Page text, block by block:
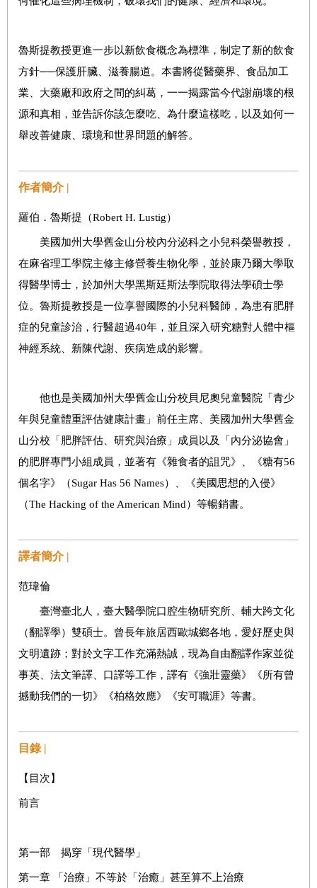
魯斯提教授更進一步以新飲食概念為標準，制定了新的飲食
方針──保護肝臟、滋養腸道。本書將從醫藥界、食品加工
業、大藥廠和政府之間的糾葛，一一揭露當今代謝崩壞的根
源和真相，並告訴你該怎麼吃、為什麼這樣吃，以及如何一
舉改善健康、環境和世界問題的解答。
作者簡介 |
羅伯．魯斯提（Robert H. Lustig）
美國加州大學舊金山分校內分泌科之小兒科榮譽教授，
在麻省理工學院主修主修營養生物化學，並於康乃爾大學取
得醫學博士，於加州大學黑斯廷斯法學院取得法學碩士學
位。魯斯提教授是一位享譽國際的小兒科醫師，為患有肥胖
症的兒童診治，行醫超過40年，並且深入研究糖對人體中樞
神經系統、新陳代謝、疾病造成的影響。
他也是美國加州大學舊金山分校貝尼奧兒童醫院「青少
年與兒童體重評估健康計畫」前任主席、美國加州大學舊金
山分校「肥胖評估、研究與治療」成員以及「內分泌協會」
的肥胖專門小組成員，並著有《雜食者的詛咒》、《糖有56
個名字》（Sugar Has 56 Names）、《美國思想的入侵》
（The Hacking of the American Mind）等暢銷書。
譯者簡介 |
范瑋倫
臺灣臺北人，臺大醫學院口腔生物研究所、輔大跨文化
（翻譯學）雙碩士。曾長年旅居西歐城鄉各地，愛好歷史與
文明遺跡；對於文字工作充滿熱誠，現為自由翻譯作家並從
事英、法文筆譯、口譯等工作，譯有《強壯靈藥》《所有曾
撼動我們的一切》《柏格效應》《安可職涯》等書。
目錄 |
【目次】
前言
第一部 揭穿「現代醫學」
第一章 「治療」不等於「治癒」甚至算不上治療